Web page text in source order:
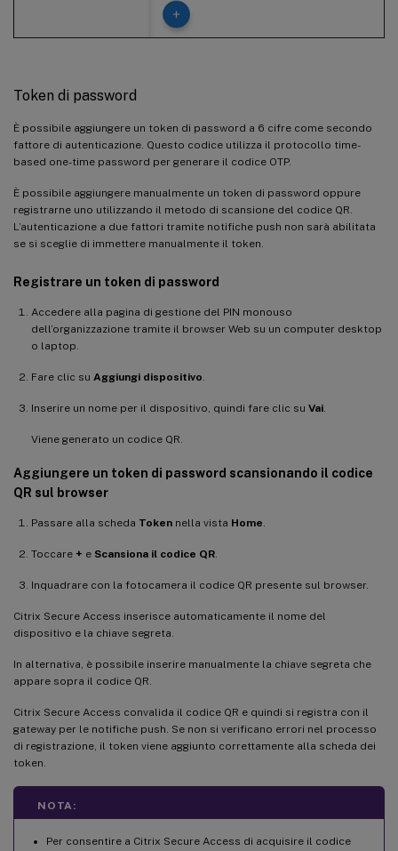
Token di password
È possibile aggiungere un token di password a 6 cifre come secondo
fattore di autenticazione. Questo codice utilizza il protocollo time-
based one-time password per generare il codice OTP.
È possibile aggiungere manualmente un token di password oppure
registrarne uno utilizzando il metodo di scansione del codice QR.
L’autenticazione a due fattori tramite notifiche push non sarà abilitata
se si sceglie di immettere manualmente il token.
Registrare un token di password
Accedere alla pagina di gestione del PIN monouso
dell’organizzazione tramite il browser Web su un computer desktop
o laptop.
Fare clic su Aggiungi dispositivo.
Inserire un nome per il dispositivo, quindi fare clic su Vai.
Viene generato un codice QR.
Aggiungere un token di password scansionando il codice
QR sul browser
Passare alla scheda Token nella vista Home.
Toccare + e Scansiona il codice QR.
Inquadrare con la fotocamera il codice QR presente sul browser.
Citrix Secure Access inserisce automaticamente il nome del
dispositivo e la chiave segreta.
In alternativa, è possibile inserire manualmente la chiave segreta che
appare sopra il codice QR.
Citrix Secure Access convalida il codice QR e quindi si registra con il
gateway per le notifiche push. Se non si verificano errori nel processo
di registrazione, il token viene aggiunto correttamente alla scheda dei
token.
NOTA:
Per consentire a Citrix Secure Access di acquisire il codice